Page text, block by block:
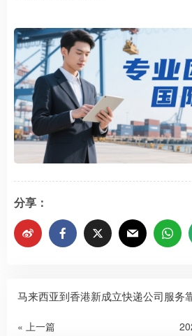
分享：
马来西亚到香港新成立快递公司服务
« 上一篇